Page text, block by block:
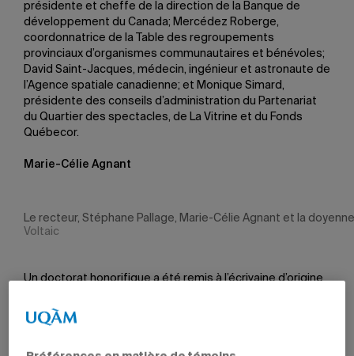
présidente et cheffe de la direction de la Banque de
développement du Canada; Mercédez Roberge,
coordonnatrice de la Table des regroupements
provinciaux d’organismes communautaires et bénévoles;
David Saint-Jacques, médecin, ingénieur et astronaute de
l’Agence spatiale canadienne; et Monique Simard,
présidente des conseils d’administration du Partenariat
du Quartier des spectacles, de La Vitrine et du Fonds
Québecor.
Marie-Célie Agnant
Le recteur, Stéphane Pallage, Marie-Célie Agnant et la
Voltaic
Un doctorat honorifique a été remis à l’écrivaine d’origine
la Faculté des arts, pour souligner la singularité, la
diversité et la portée internationale de son œuvre